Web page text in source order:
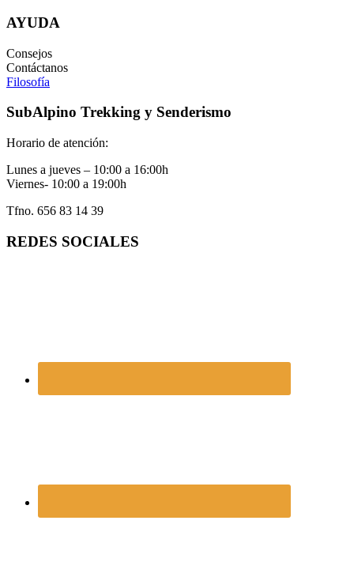
AYUDA
Consejos
Contáctanos
Filosofía
SubAlpino Trekking y Senderismo
Horario de atención:
Lunes a jueves – 10:00 a 16:00h
Viernes- 10:00 a 19:00h
Tfno. 656 83 14 39
REDES SOCIALES